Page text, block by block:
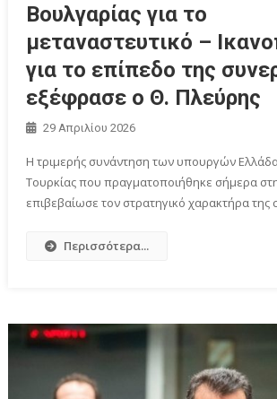
Βουλγαρίας για το
μεταναστευτικό –
για το επίπεδο της
εξέφρασε ο Θ. Πλεύρης
29 Απριλίου 2026
Η τριμερής συνάντηση των υπουργών
Τουρκίας που πραγματοποιήθηκε σήμερα
επιβεβαίωσε τον στρατηγικό χαρακτήρα της
Περισσότερα...